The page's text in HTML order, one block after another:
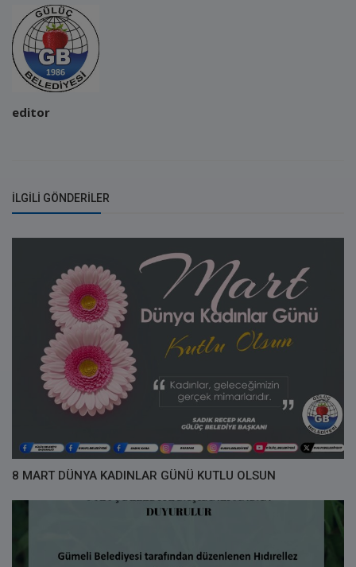
editor
İLGILI GÖNDERILER
8 MART DÜNYA KADINLAR GÜNÜ KUTLU OLSUN